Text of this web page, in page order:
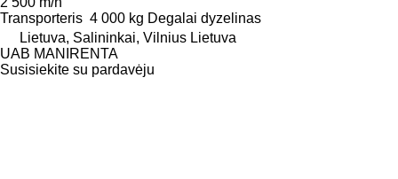
Transporteris 4 000 kg Degalai dyzelinas
Lietuva, Salininkai, Vilnius Lietuva
UAB MANIRENTA
Susisiekite su pardavėju